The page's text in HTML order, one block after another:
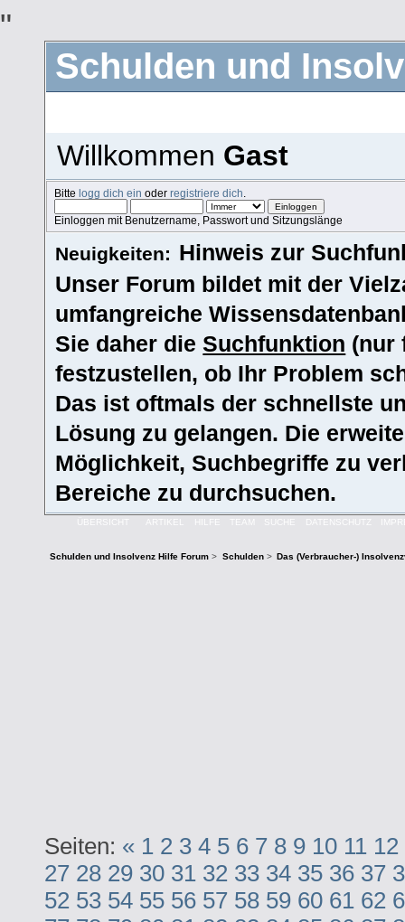
"
Schulden und
Willkommen Gast
Bittelogg dich ein oderregistriere dich
Einloggen mit Benutzername, Passwort und Sitzungslänge
Neuigkeiten: Hinweis zur
Unser Forum bildet mit der
umfangreiche
Sie daher dieSuchfunktion (nur
festzustellen, ob Ihr Problem
Das ist oftmals der schnellste
Lösung zu gelangen. Die
Möglichkeit, Suchbegriffe zu
Bereiche zu durchsuchen.
ÜBERSICHT ARTIKEL HILFE TEAM SUCHE DATENSCHUTZ
Schulden und Insolvenz Hilfe Forum > Schulden> Das (Verbraucher-)
Seiten: « 1 2 3 4 5 6 7 8 9 10 11 12
27 28 29 30 31 32 33 34 35 36 37
52 53 54 55 56 57 58 59 60 61 62